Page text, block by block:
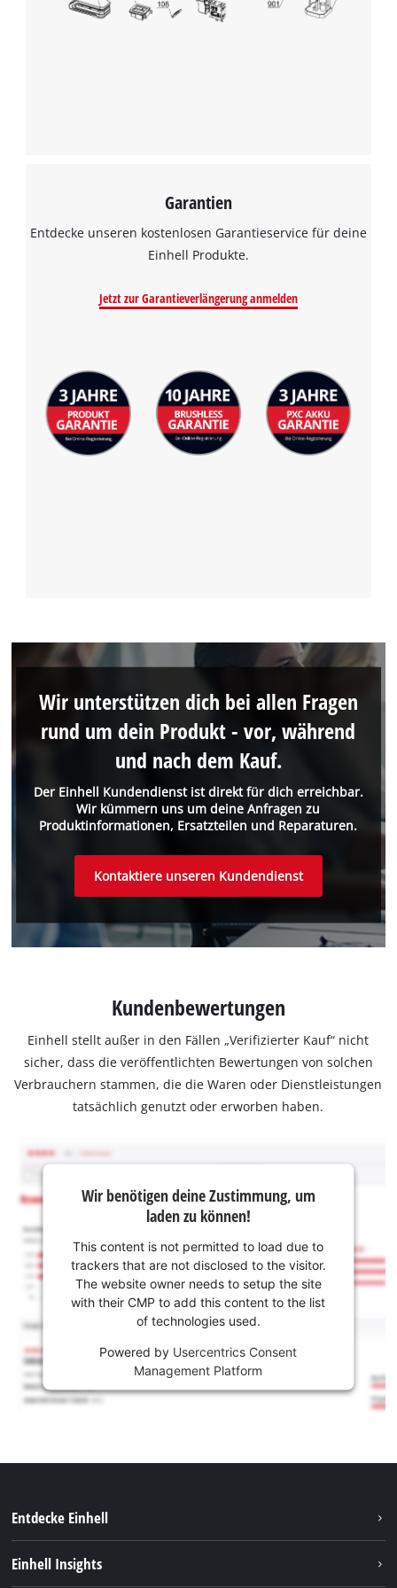
Garantien
Entdecke unseren kostenlosen Garantieservice für deine
Einhell Produkte.
Jetzt zur Garantieverlängerung anmelden
Der Einhell Kundendienst ist direkt für dich erreichbar.
Wir kümmern uns um deine Anfragen zu
Produktinformationen, Ersatzteilen und Reparaturen.
Wir unterstützen dich bei allen Fragen
rund um dein Produkt - vor, während
und nach dem Kauf.
Kontaktiere unseren Kundendienst
Kundenbewertungen
Einhell stellt außer in den Fällen „Verifizierter Kauf“ nicht
sicher, dass die veröffentlichten Bewertungen von solchen
Verbrauchern stammen, die die Waren oder Dienstleistungen
tatsächlich genutzt oder erworben haben.
Wir benötigen deine Zustimmung, um
laden zu können!
This content is not permitted to load due to
trackers that are not disclosed to the visitor.
The website owner needs to setup the site
with their CMP to add this content to the list
of technologies used.
Powered by Usercentrics Consent
Management Platform
Entdecke Einhell
Einhell Insights